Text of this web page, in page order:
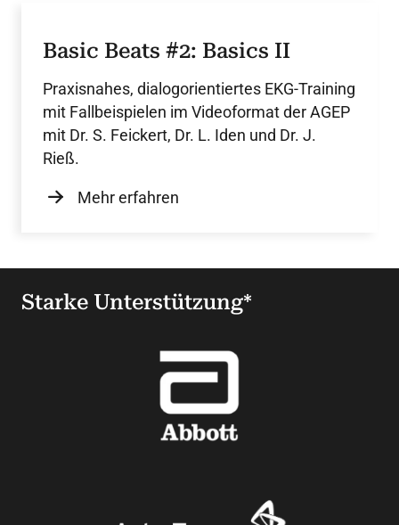
Basic Beats #2: Basics II
Praxisnahes, dialogorientiertes EKG-Training
mit Fallbeispielen im Videoformat der AGEP
mit Dr. S. Feickert, Dr. L. Iden und Dr. J.
Rieß.
Mehr erfahren
Starke Unterstützung*